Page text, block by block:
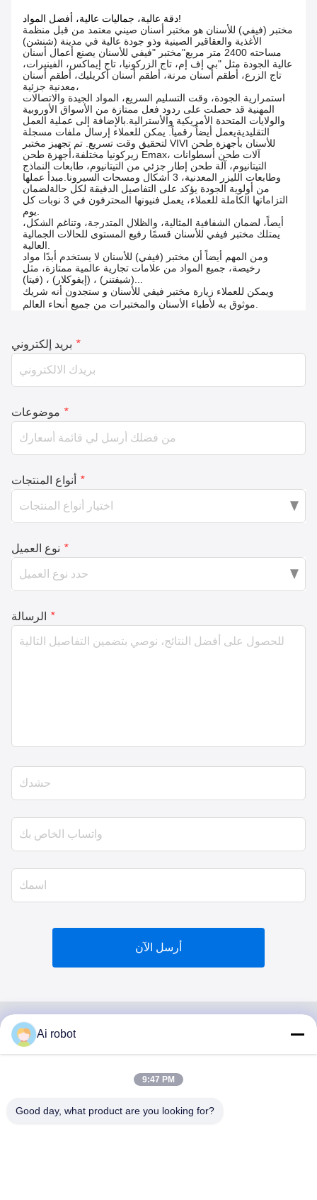
دقة عالية، جماليات عالية، أفضل المواد!
مختبر (فيفي) للأسنان هو مختبر أسنان صيني معتمد من قبل منظمة
الأغذية والعقاقير الصينية وذو جودة عالية في مدينة (شنشن)
مساحته 2400 متر مربع"مختبر "فيفي للأسنان يصنع أعمال أسنان
عالية الجودة مثل "بي إف إم، تاج الزركونيا، تاج إيماكس، الفينيرات،
تاج الزرع، أطقم أسنان مرنة، أطقم أسنان أكريليك، أطقم أسنان
معدنية جزئية،
استمرارية الجودة، وقت التسليم السريع، المواد الجيدة والاتصالات
المهنية قد حصلت على ردود فعل ممتازة من الأسواق الأوروبية
والولايات المتحدة الأمريكية والأسترالية.بالإضافة إلى عملية العمل
التقليديةيعمل أيضاً رقمياً. يمكن للعملاء إرسال ملفات مسجلة
لتحقيق وقت تسريع. تم تجهيز مختبر VIVI للأسنان بأجهزة طحن
زيركونيا مختلفة،أجهزة طحن Emax، آلات طحن أسطوانات
التيتانيوم، آلة طحن إطار جزئي من التيتانيوم، طابعات النماذج
وطابعات الليزر المعدنية، 3 أشكال ومسحات السيرونا.مبدأ عملها
من أولوية الجودة يؤكد على التفاصيل الدقيقة لكل حالةلضمان
التزاماتها الكاملة للعملاء، يعمل فنيونها المحترفون في 3 نوبات كل
أيضاً، لضمان الشفافية المثالية، والظلال المتدرجة، وتناغم الشكل،
يمتلك مختبر فيفي للأسنان قسمًا رفيع المستوى للحالات الجمالية
ومن المهم أيضاً أن مختبر (فيفي) للأسنان لا يستخدم أبدًا مواد
رخيصة، جميع المواد من علامات تجارية عالمية ممتازة، مثل
ويمكن للعملاء زيارة مختبر فيفي للأسنان و ستجدون أنه شريك
بريد إلكتروني *
موضوعات *
أنواع المنتجات *
نوع العميل *
الرسالة *
أرسل الآن
VIVI DENTAI
LABORATORY
Ai robot
9:47 PM
Good day, what product are you looking for?